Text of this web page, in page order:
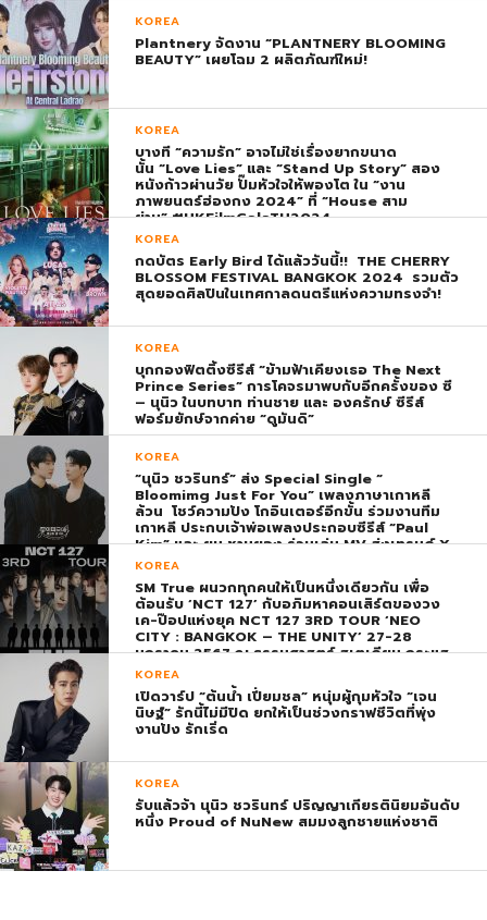
KOREA
Plantnery จัดงาน “PLANTNERY BLOOMING
BEAUTY” เผยโฉม 2 ผลิตภัณฑ์ใหม่!
KOREA
บางที “ความรัก” อาจไม่ใช่เรื่องยากขนาด
นั้น “Love Lies” และ “Stand Up Story” สอง
หนังก้าวผ่านวัย ปั๊มหัวใจให้พองโต ใน “งาน
ภาพยนตร์ฮ่องกง 2024” ที่ “House สาม
ย่าน” #HKFilmGalaTH2024
KOREA
กดบัตร Early Bird ได้แล้ววันนี้!! THE CHERRY
BLOSSOM FESTIVAL BANGKOK 2024 รวมตัว
สุดยอดศิลปินในเทศกาลดนตรีแห่งความทรงจำ!
KOREA
บุกกองฟิตติ้งซีรีส์ “ข้ามฟ้าเคียงเธอ The Next
Prince Series” การโคจรมาพบกับอีกครั้งของ ซี
– นุนิว ในบทบาท ท่านชาย และ องครักษ์ ซีรีส์
ฟอร์มยักษ์จากค่าย “ดูมันดิ”
KOREA
“นุนิว ชวรินทร์” ส่ง Special Single “
Bloomimg Just For You” เพลงภาษาเกาหลี
ล้วน โชว์ความปัง โกอินเตอร์อีกขั้น ร่วมงานทีม
เกาหลี ประกบเจ้าพ่อเพลงประกอบซีรีส์ “Paul
Kim” และ ยุน ชานยอง ร่วมเล่น MV ส่งเทรนด์ X
พุ่ง ติดอันดับ 1 โลก
KOREA
SM True ผนวกทุกคนให้เป็นหนึ่งเดียวกัน เพื่อ
ต้อนรับ ‘NCT 127’ กับอภิมหาคอนเสิร์ตของวง
เค-ป๊อปแห่งยุค NCT 127 3RD TOUR ‘NEO
CITY : BANGKOK – THE UNITY’ 27-28
มกราคม 2567 ณ ธรรมศาสตร์ สเตเดียม กระแส
ตอบรับยิ่งใหญ่สมการรอคอย บัตร SOLD OUT
ทุกที่นั่งทันทีที่เปิดจำหน่าย !
KOREA
เปิดวาร์ป “ต้นน้ำ เปี่ยมชล” หนุ่มผู้กุมหัวใจ “เจน
นิษฐ์” รักนี้ไม่มีปิด ยกให้เป็นช่วงกราฟชีวิตที่พุ่ง
งานปัง รักเริ่ด
KOREA
รับแล้วจ้า นุนิว ชวรินทร์ ปริญญาเกียรตินิยมอันดับ
หนึ่ง Proud of NuNew สมมงลูกชายแห่งชาติ